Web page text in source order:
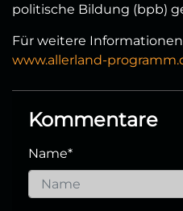
politische Bildung (bpb)
Für weitere
www.allerland-
Kommentare
Name*